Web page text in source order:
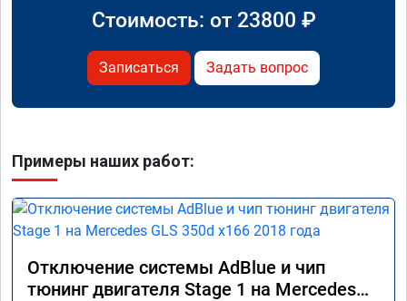
Стоимость: от 23800 ₽
Записаться Задать вопрос
Примеры наших работ:
Отключение системы AdBlue и чип
тюнинг двигателя Stage 1 на Mercedes